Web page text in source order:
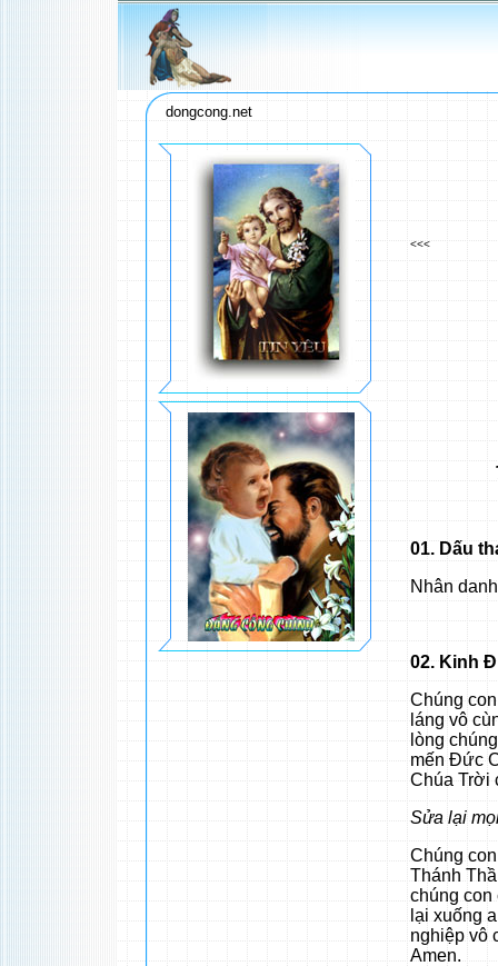
dongcong.net
<<<
01. Dấu
Nhân
02. Kinh
Chúng
láng vô
lòng
mến Đức
Chúa Trời
Sửa lại
Chúng
Thánh
chúng
lại xuống
nghiệp vô
Amen.